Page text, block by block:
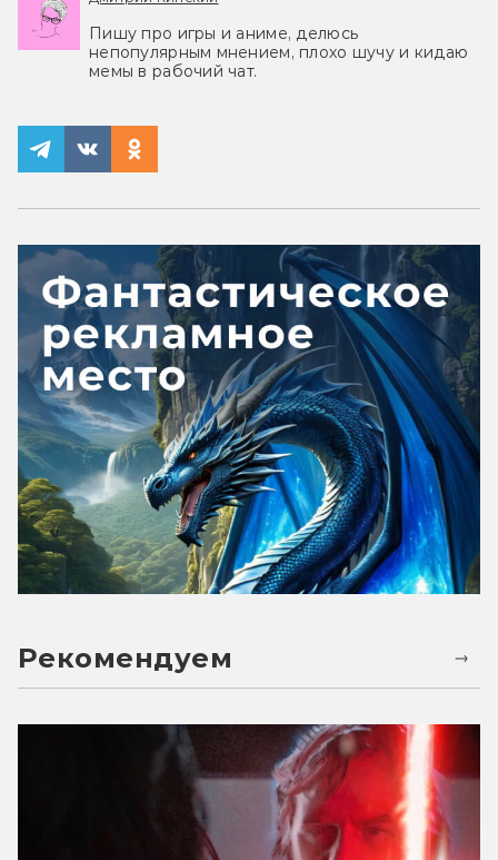
Пишу про игры и аниме, делюсь
непопулярным мнением, плохо шучу и кидаю
мемы в рабочий чат.
Рекомендуем